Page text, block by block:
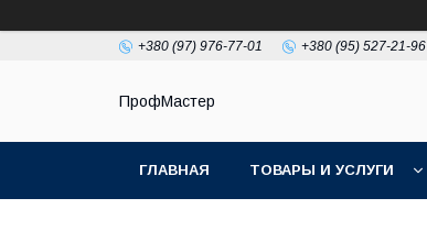
+380 (97) 976-77-01 +380 (95) 527-21-96
ПрофМастер
ГЛАВНАЯ ТОВАРЫ И УСЛУГИ